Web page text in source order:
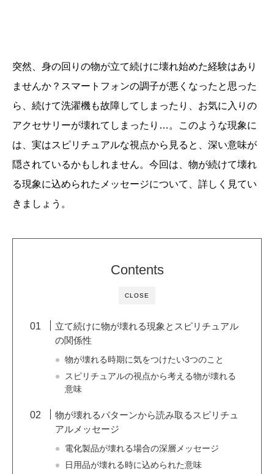
突然、身の回りの物が立て続けに壊れ始めた経験はあり
ませんか？スマートフォンの調子が悪くなったと思った
ら、続けて洗濯機も故障してしまったり、お気に入りの
アクセサリーが壊れてしまったり…。このような現象に
は、実はスピリチュアルな視点から見ると、深い意味が
隠されているかもしれません。今回は、物が続けて壊れ
る現象に込められたメッセージについて、詳しく見てい
きましょう。
CLOSE
Contents
立て続けに物が壊れる現象とスピリチュアル
の関係性
物が壊れる時期に気をつけたい3つのこと
スピリチュアルの視点から考える物が壊れる
意味
物が壊れるパターンから読み取るスピリチュ
アルメッセージ
電化製品が壊れる場合の深層メッセージ
日用品が壊れる時に込められた意味